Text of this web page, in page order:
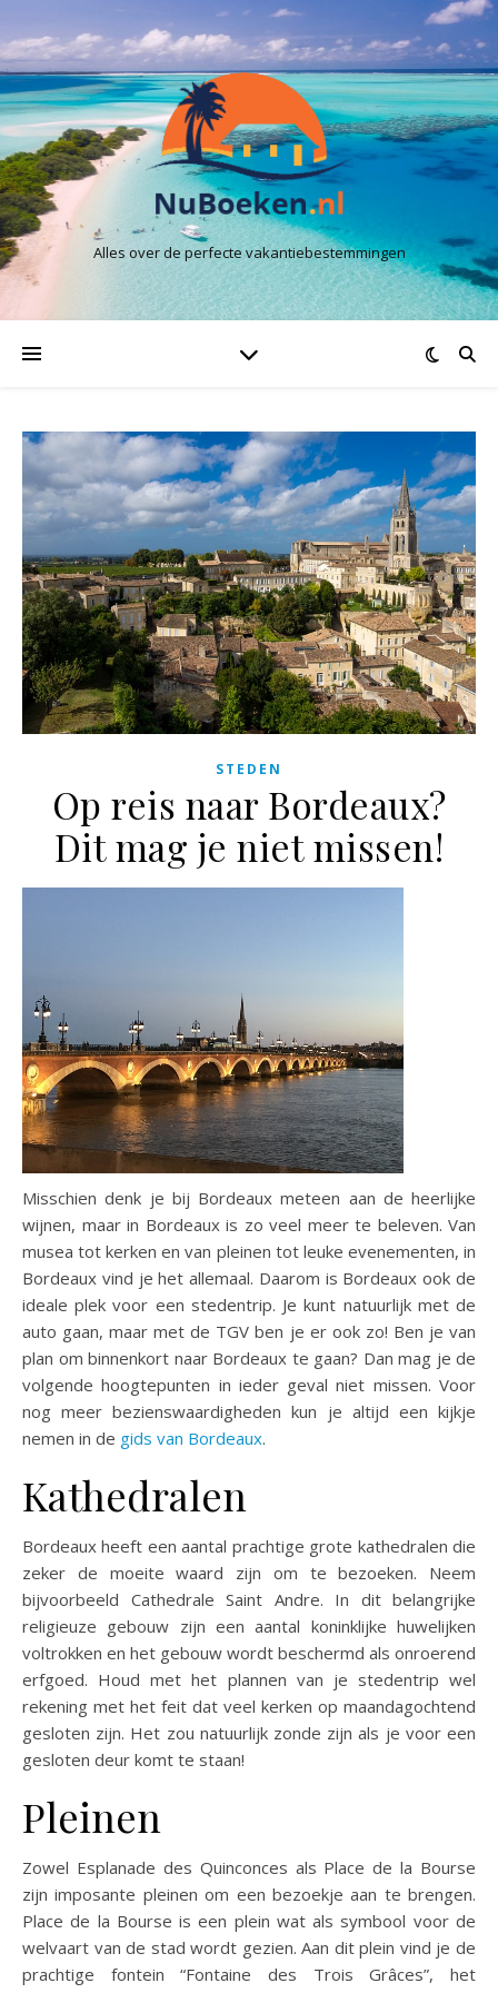
Alles over de perfecte vakantiebestemmingen
STEDEN
Op reis naar Bordeaux?
Dit mag je niet missen!
Misschien denk je bij Bordeaux meteen aan de heerlijke
wijnen, maar in Bordeaux is zo veel meer te beleven. Van
musea tot kerken en van pleinen tot leuke evenementen, in
Bordeaux vind je het allemaal. Daarom is Bordeaux ook de
ideale plek voor een stedentrip. Je kunt natuurlijk met de
auto gaan, maar met de TGV ben je er ook zo! Ben je van
plan om binnenkort naar Bordeaux te gaan? Dan mag je de
volgende hoogtepunten in ieder geval niet missen. Voor
nog meer bezienswaardigheden kun je altijd een kijkje
nemen in de gids van Bordeaux.
Kathedralen
Bordeaux heeft een aantal prachtige grote kathedralen die
zeker de moeite waard zijn om te bezoeken. Neem
bijvoorbeeld Cathedrale Saint Andre. In dit belangrijke
religieuze gebouw zijn een aantal koninklijke huwelijken
voltrokken en het gebouw wordt beschermd als onroerend
erfgoed. Houd met het plannen van je stedentrip wel
rekening met het feit dat veel kerken op maandagochtend
gesloten zijn. Het zou natuurlijk zonde zijn als je voor een
gesloten deur komt te staan!
Pleinen
Zowel Esplanade des Quinconces als Place de la Bourse
zijn imposante pleinen om een bezoekje aan te brengen.
Place de la Bourse is een plein wat als symbool voor de
welvaart van de stad wordt gezien. Aan dit plein vind je de
prachtige fontein “Fontaine des Trois Grâces”, het